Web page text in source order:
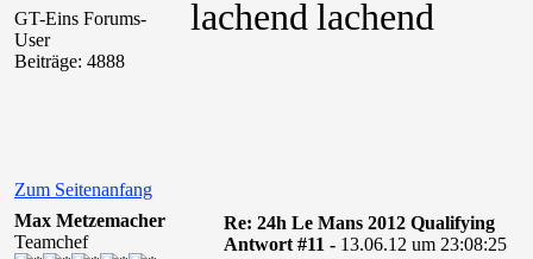
GT-Eins Forums-
User
Beiträge: 4888
Zum Seitenanfang
Max Metzemacher
Teamchef
Re: 24h Le Mans 2012 Qualifying
Antwort #11 - 13.06.12 um 23:08:25